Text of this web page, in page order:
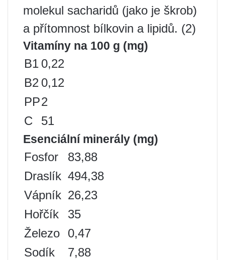
molekul sacharidů (jako je škrob)
a přítomnost bílkovin a lipidů. (2)
Vitamíny na 100 g (mg)
B1 0,22
B2 0,12
PP2
C
51
Esenciální minerály (mg)
Fosfor
83,88
Draslík 494,38
Vápník 26,23
Hořčík
35
Železo
0,47
Sodík
7,88